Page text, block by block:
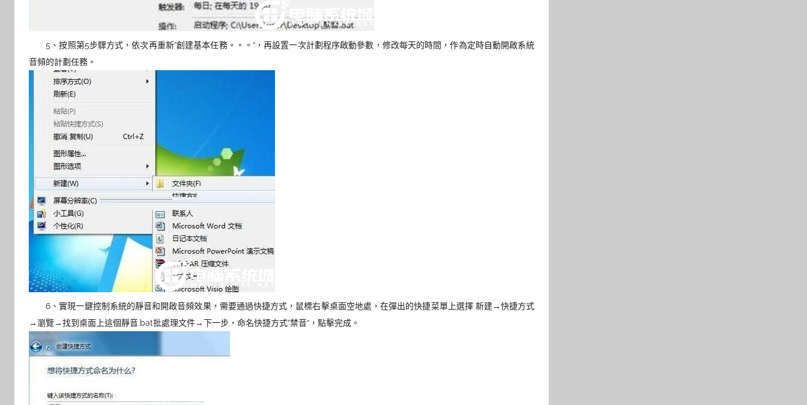
5、按照第5步驟方式，依次再重新”創建基本任務。。。“，再設置一次計劃程序啟動參數，修改每天的時間，作為定時自動開啟系統
音頻的計劃任務。
6、實現一鍵控制系統的靜音和開啟音頻效果，需要通過快捷方式，鼠標右擊桌面空地處，在彈出的快捷菜單上選擇 新建→快捷方式
→瀏覽→找到桌面上這個靜音.bat批處理文件→下一步，命名快捷方式”禁音“，點擊完成。